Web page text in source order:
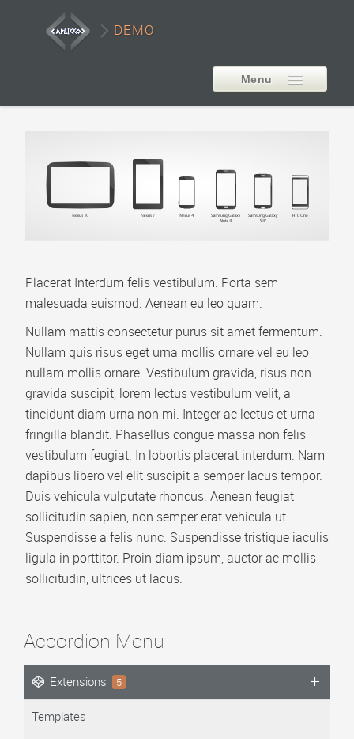
DEMO
Menu
Style1
Style2
Style4
Style5
Carousel Example
Video Playlist
AP Accordion Menu
AP Portfolio
AP Bootstrap Carousel
AP Bootstrap Accordion Menu
DOWNLOAD
Placerat Interdum felis vestibulum. Porta sem
malesuada euismod. Aenean eu leo quam.
Nullam mattis consectetur purus sit amet fermentum.
Nullam quis risus eget urna mollis ornare vel eu leo
nullam mollis ornare. Vestibulum gravida, risus non
gravida suscipit, lorem lectus vestibulum velit, a
tincidunt diam urna non mi. Integer ac lectus et urna
fringilla blandit. Phasellus congue massa non felis
vestibulum feugiat. In lobortis placerat interdum. Nam
dapibus libero vel elit suscipit a semper lacus tempor.
Duis vehicula vulputate rhoncus. Aenean feugiat
sollicitudin sapien, non semper erat vehicula ut.
Suspendisse a felis nunc. Suspendisse tristique iaculis
ligula in porttitor. Proin diam ipsum, auctor ac mollis
sollicitudin, ultrices ut lacus.
Accordion Menu
Extensions 5
Templates